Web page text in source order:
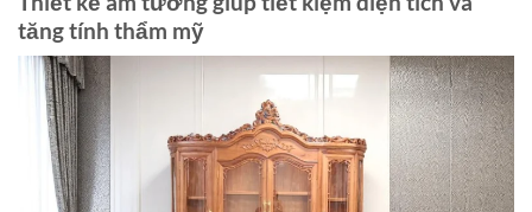
tăng tính thẩm mỹ